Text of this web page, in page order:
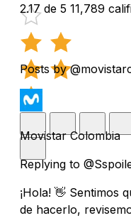
2.17 de 5 11,789
Posts by
Movistar Colombia
Replying to
¡Hola! 👋 Sentimos
de hacerlo,